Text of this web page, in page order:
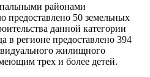
районами
предоставлено 50 земельных
данной категории
в регионе предоставлено 394
жилищного
трех и более детей.